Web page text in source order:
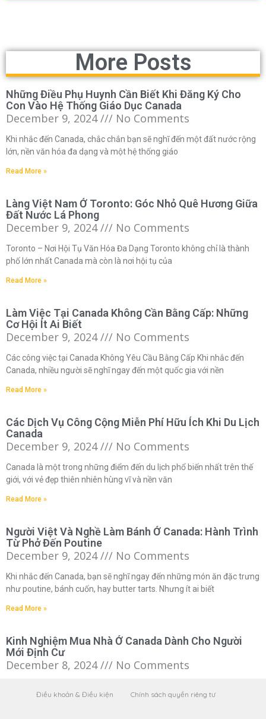
More Posts
Những Điều Phụ Huynh Cần Biết Khi Đăng Ký Cho
Con Vào Hệ Thống Giáo Dục Canada
December 9, 2024 No Comments
Khi nhắc đến Canada, chắc chắn bạn sẽ nghĩ đến một đất nước rộng
lớn, nền văn hóa đa dạng và một hệ thống giáo
Read More »
Làng Việt Nam Ở Toronto: Góc Nhỏ Quê Hương Giữa
Đất Nước Lá Phong
December 9, 2024 No Comments
Toronto – Nơi Hội Tụ Văn Hóa Đa Dạng Toronto không chỉ là thành
phố lớn nhất Canada mà còn là nơi hội tụ của
Read More »
Làm Việc Tại Canada Không Cần Bằng Cấp: Những
Cơ Hội Ít Ai Biết
December 9, 2024 No Comments
Các công việc tại Canada Không Yêu Cầu Bằng Cấp Khi nhắc đến
Canada, nhiều người sẽ nghĩ ngay đến một quốc gia với nền
Read More »
Các Dịch Vụ Công Cộng Miễn Phí Hữu Ích Khi Du Lịch
Canada
December 9, 2024 No Comments
Canada là một trong những điểm đến du lịch phổ biến nhất trên thế
giới, với vẻ đẹp thiên nhiên hùng vĩ và nền văn
Read More »
Người Việt Và Nghề Làm Bánh Ở Canada: Hành Trình
Từ Phở Đến Poutine
December 9, 2024 No Comments
Khi nhắc đến Canada, bạn sẽ nghĩ ngay đến những món ăn đặc trưng
như poutine, bánh cuốn, hay butter tarts. Nhưng ít ai biết
Read More »
Kinh Nghiệm Mua Nhà Ở Canada Dành Cho Người
Mới Định Cư
December 8, 2024 No Comments
trọng nhất trong cuộc sống chính là việc sở hữu một ngôi
Điều khoản & Điều kiện Chính sách quyền riêng tư